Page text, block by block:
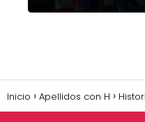
Inicio Apellidos con H